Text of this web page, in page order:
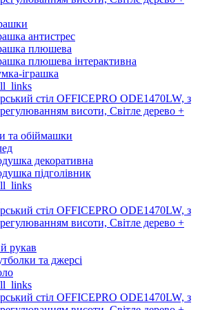
антистрес
плюшева
плюшева інтерактивна
іграшка
та обіймашки
декоративна
підголівник
рукав
та джерсі